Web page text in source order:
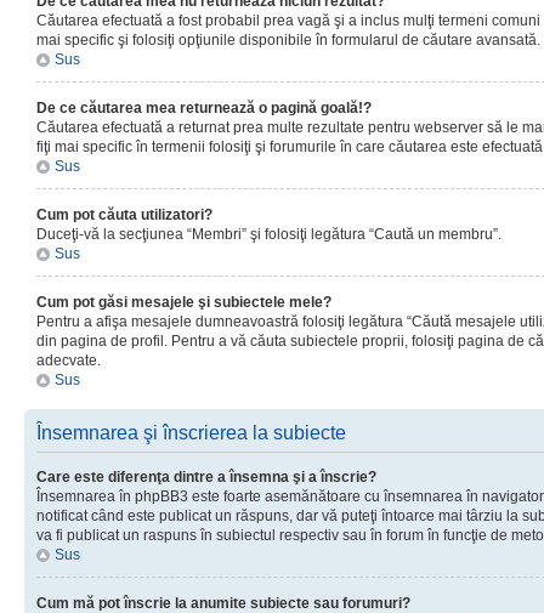
Căutarea efectuată a fost probabil prea vagă şi a inclus mulţi termeni
mai specific şi folosiţi opţiunile disponibile în formularul de căutare avansată.
Sus
De ce căutarea mea returnează o pagină goală!?
Căutarea efectuată a returnat prea multe rezultate pentru webserver să le
fiţi mai specific în termenii folosiţi şi forumurile în care căutarea este
Sus
Cum pot căuta utilizatori?
Duceţi-vă la secţiunea “Membri” şi folosiţi legătura “Caută un membru”.
Sus
Cum pot găsi mesajele şi subiectele mele?
Pentru a afişa mesajele dumneavoastră folosiţi legătura “Căută mesajele
din pagina de profil. Pentru a vă căuta subiectele proprii, folosiţi pagina de
adecvate.
Sus
Însemnarea şi înscrierea la subiecte
Care este diferenţa dintre a însemna şi a înscrie?
Însemnarea în phpBB3 este foarte asemănătoare cu însemnarea în
notificat când este publicat un răspuns, dar vă puteţi întoarce mai târziu la
va fi publicat un raspuns în subiectul respectiv sau în forum în funcţie de
Sus
Cum mă pot înscrie la anumite subiecte sau forumuri?